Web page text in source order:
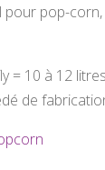
pour pop-
= 10 à 12
de